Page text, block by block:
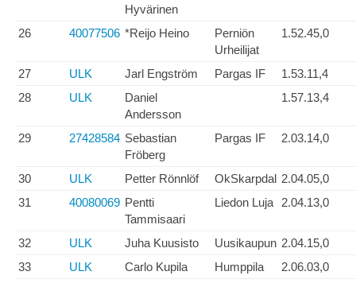
Hyvärinen
26 40077506 *Reijo Heino
Perniön
Urheilijat
1.52.45,0
27 ULK Jarl Engström Pargas IF
1.53.11,4
28
ULK
Daniel
Andersson
1.57.13,4
29 27428584 Sebastian
Fröberg
Pargas IF 2.03.14,0
30 ULK Petter Rönnlöf OkSkarpdal 2.04.05,0
31
40080069 Pentti
Tammisaari
Liedon Luja 2.04.13,0
32 ULK Juha Kuusisto Uusikaupun 2.04.15,0
33
ULK Carlo Kupila Humppila
2.06.03,0